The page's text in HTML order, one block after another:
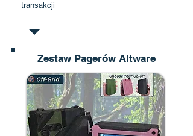
transakcji
Zestaw Pagerów Altware